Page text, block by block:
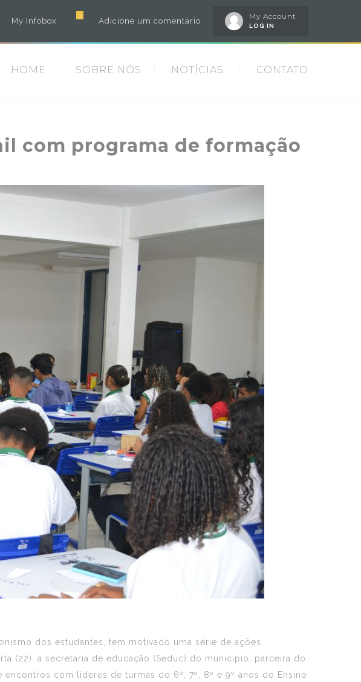
My Account
LOG IN
Adicione um comentário
3
My Infobox
HOME SOBRE NÓS NOTÍCIAS CONTATO
com programa de formação
dos estudantes, tem motivado uma série de ações
(22), a secretaria de educação (Seduc) do município, parceira do
com líderes de turmas do 6º, 7º, 8º e 9º anos do Ensino